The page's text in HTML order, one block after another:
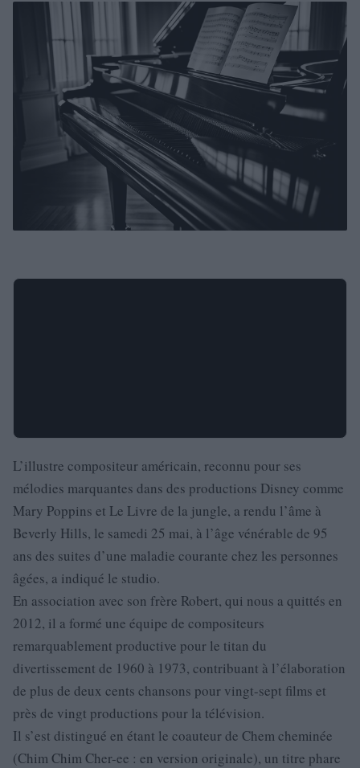
L’illustre compositeur américain, reconnu pour ses
mélodies marquantes dans des productions Disney comme
Mary Poppins et Le Livre de la jungle, a rendu l’âme à
Beverly Hills, le samedi 25 mai, à l’âge vénérable de 95
ans des suites d’une maladie courante chez les personnes
âgées, a indiqué le studio.
En association avec son frère Robert, qui nous a quittés en
2012, il a formé une équipe de compositeurs
remarquablement productive pour le titan du
divertissement de 1960 à 1973, contribuant à l’élaboration
de plus de deux cents chansons pour vingt-sept films et
près de vingt productions pour la télévision.
Il s’est distingué en étant le coauteur de Chem cheminée
(Chim Chim Cher-ee : en version originale), un titre phare